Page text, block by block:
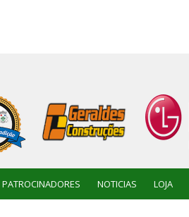
PATROCINADORES NOTICIAS LOJA